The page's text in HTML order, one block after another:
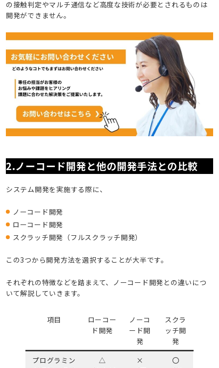
の接触判定やマルチ通信など高度な技術が必要とされるものは
開発ができません。
2.ノーコード開発と他の開発手法との比較
システム開発を実施する際に、
ノーコード開発
ローコード開発
スクラッチ開発（フルスクラッチ開発）
この3つから開発方法を選択することが大半です。
それぞれの特徴などを踏まえて、ノーコード開発との違いにつ
いて解説していきます。
項目
ローコー
ド開発
ノーコ
ード開
発
スクラ
ッチ開
発
プログラミン
△
×
〇